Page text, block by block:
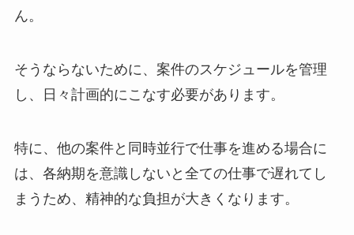
ん。
そうならないために、案件のスケジュールを管理
し、日々計画的にこなす必要があります。
特に、他の案件と同時並行で仕事を進める場合に
は、各納期を意識しないと全ての仕事で遅れてし
まうため、精神的な負担が大きくなります。